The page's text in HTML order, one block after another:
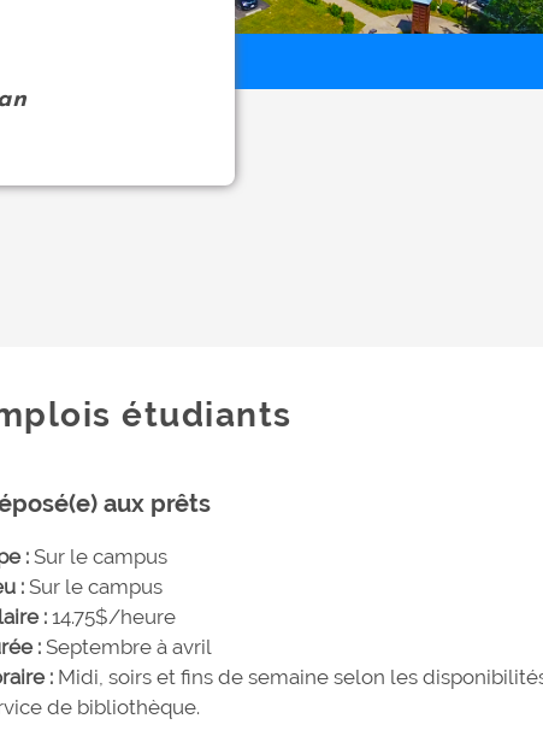
étudiants
aux prêts
:Sur le campus
:Sur le campus
:14.75$/heure
:Septembre à avril
: Midi, soirs et fins de semaine selon les
de bibliothèque.